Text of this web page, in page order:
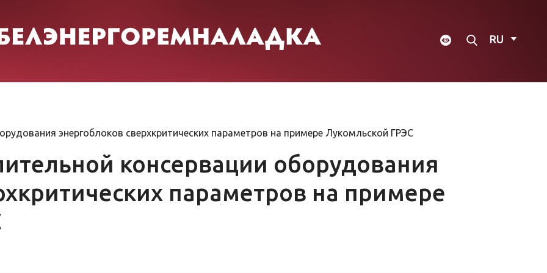
RU
энергоблоков сверхкритических параметров на примере Лукомльской ГРЭС
консервации оборудования
параметров на примере